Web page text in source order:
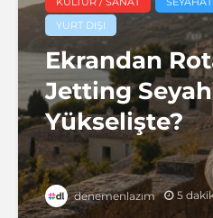
YURT DIŞI
Ekrandan
Jetting
Yükselişte?
denemenlazım 5